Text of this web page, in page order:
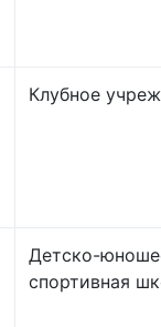
Клубное
Детско-
спортивная